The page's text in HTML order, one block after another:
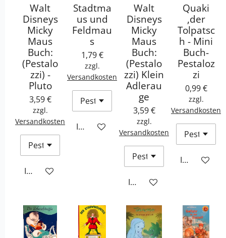
Walt
Disneys
Micky
Maus
Buch:
(Pestalo
zzi) -
Pluto
3,59 €
zzgl.
Versandkosten
In den Warenkorb
Stadtma
us und
Feldmau
s
1,79 €
zzgl.
Versandkosten
In den Warenkorb
Walt
Disneys
Micky
Maus
Buch:
(Pestalo
zzi) Klein
Adlerau
ge
3,59 €
zzgl.
Versandkosten
In den Warenkorb
Quaki
,der
Tolpatsc
h - Mini
Buch-
Pestaloz
zi
0,99 €
zzgl.
Versandkosten
In den